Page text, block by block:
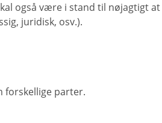
også være i stand til nøjagtigt at
juridisk, osv.).
forskellige parter.